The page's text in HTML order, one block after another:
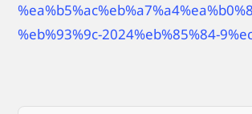
%eb%93%9c-2024%eb%85%84-